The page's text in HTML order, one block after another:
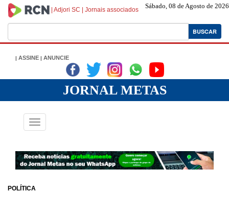
Sábado, 08 de Agosto de 2026
Adjori SC Jornais associados
BUSCAR
| ASSINE | ANUNCIE
|
JORNAL METAS
Toggle
navigation
POLÍTICA